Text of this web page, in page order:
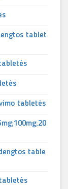
tablet
tabletės
table